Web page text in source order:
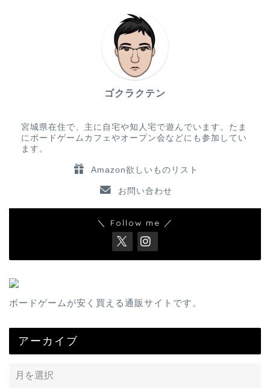
ゴクラクテン
宮城県在住で、主に自宅や知人宅で遊んでいます。たま
にボードゲームカフェやオープン会などにも参加してい
ます。
Amazon欲しいものリスト
お問い合わせ
＼ Follow me ／
ボードゲームが安く買える通販サイトです。
アーカイブ